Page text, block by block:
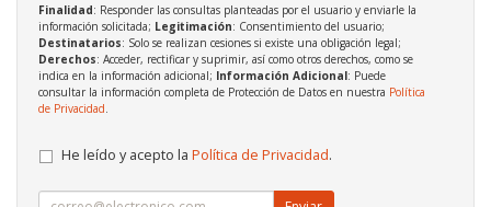
Finalidad: Responder las consultas planteadas por el usuario y enviarle la
información solicitada; Legitimación: Consentimiento del usuario;
Destinatarios: Solo se realizan cesiones si existe una obligación legal;
Derechos: Acceder, rectificar y suprimir, así como otros derechos, como se
indica en la información adicional; Información Adicional: Puede
consultar la información completa de Protección de Datos en nuestra Política
de Privacidad
He leído y acepto la Política de Privacidad.